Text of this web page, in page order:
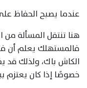
عندما يصبح الحفاظ
هنا تنتقل المسألة
فالمستهلك يعلم أن
الكاش باك، ولذلك قد
خصوصًا إذا كان يعتزم